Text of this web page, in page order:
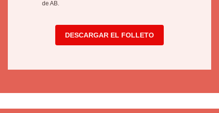
de AB.
DESCARGAR EL FOLLETO